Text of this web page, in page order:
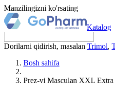
Manzilingizni ko'rsating
Katalog
Dorilarni qidirish, masalan Trimol,
Bosh sahifa
Prez-vi Masculan XXL